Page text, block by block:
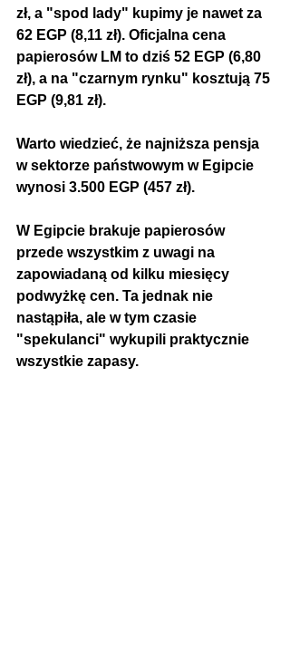
zł, a "spod lady" kupimy je nawet za
62 EGP (8,11 zł). Oficjalna cena
papierosów LM to dziś 52 EGP (6,80
zł), a na "czarnym rynku" kosztują 75
EGP (9,81 zł).
Warto wiedzieć, że najniższa pensja
w sektorze państwowym w Egipcie
wynosi 3.500 EGP (457 zł).
W Egipcie brakuje papierosów
przede wszystkim z uwagi na
zapowiadaną od kilku miesięcy
podwyżkę cen. Ta jednak nie
nastąpiła, ale w tym czasie
"spekulanci" wykupili praktycznie
wszystkie zapasy.